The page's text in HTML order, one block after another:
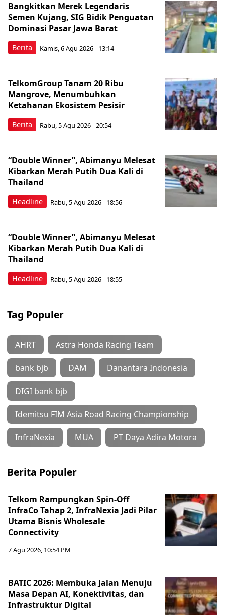
Berita
Bangkitkan Merek Legendaris
Semen Kujang, SIG Bidik Penguatan
Dominasi Pasar Jawa Barat
Kamis, 6 Agu 2026 - 13:14
Berita
TelkomGroup Tanam 20 Ribu
Mangrove, Menumbuhkan
Ketahanan Ekosistem Pesisir
Rabu, 5 Agu 2026 - 20:54
Headline
“Double Winner”, Abimanyu Melesat
Kibarkan Merah Putih Dua Kali di
Thailand
Rabu, 5 Agu 2026 - 18:56
Headline
“Double Winner”, Abimanyu Melesat
Kibarkan Merah Putih Dua Kali di
Thailand
Rabu, 5 Agu 2026 - 18:55
Tag Populer
AHRT Astra Honda Racing Team
bank bjb DAM Danantara Indonesia
DIGI bank bjb
Idemitsu FIM Asia Road Racing Championship
InfraNexia MUA PT Daya Adira Motora
Berita Populer
Telkom Rampungkan Spin-Off
InfraCo Tahap 2, InfraNexia Jadi Pilar
Utama Bisnis Wholesale
Connectivity
7 Agu 2026, 10:54 PM
BATIC 2026: Membuka Jalan Menuju
Masa Depan AI, Konektivitas, dan
Infrastruktur Digital